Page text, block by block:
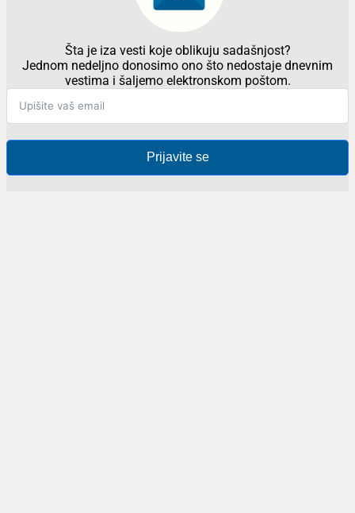
Šta je iza vesti koje oblikuju sadašnjost?
Jednom nedeljno donosimo ono što nedostaje dnevnim
vestima i šaljemo elektronskom poštom.
Prijavite se